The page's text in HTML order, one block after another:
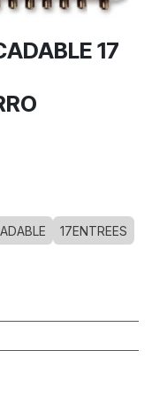
17
17ENTREES